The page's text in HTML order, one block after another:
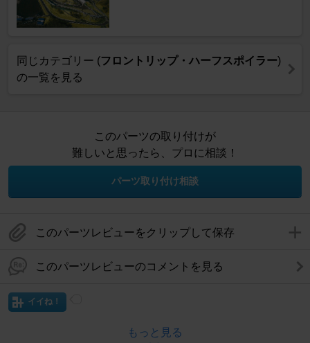
同じカテゴリー (フロントリップ・ハーフスポイラー)
の一覧を見る
このパーツの取り付けが
難しいと思ったら、プロに相談！
パーツ取り付け相談
このパーツレビューをクリップして保存
このパーツレビューのコメントを見る
イイね！
もっと見る